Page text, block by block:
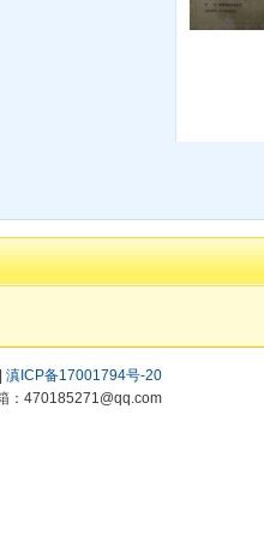
滇ICP备17001794号-20
：470185271@qq.com